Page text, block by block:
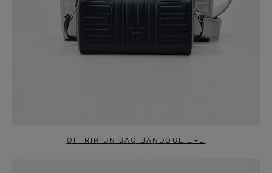
OFFRIR UN SAC BANDOULIÈRE